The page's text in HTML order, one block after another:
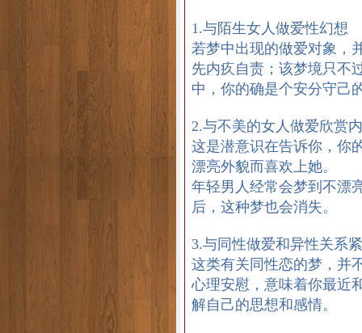
1.与陌生女人做爱性幻想
若梦中出现的做爱对象，
先内疚自责；该梦境只不
中，你的确是个安分守己
2.与不美的女人做爱欣赏
这是潜意识在告诉你，你
漂亮外貌而喜欢上她。
年轻男人经常会梦到不漂
后，这种梦也会消失。
3.与同性做爱和异性关系
这类有关同性恋的梦，并
心理安慰，意味着你最近
解自己的思想和感情。